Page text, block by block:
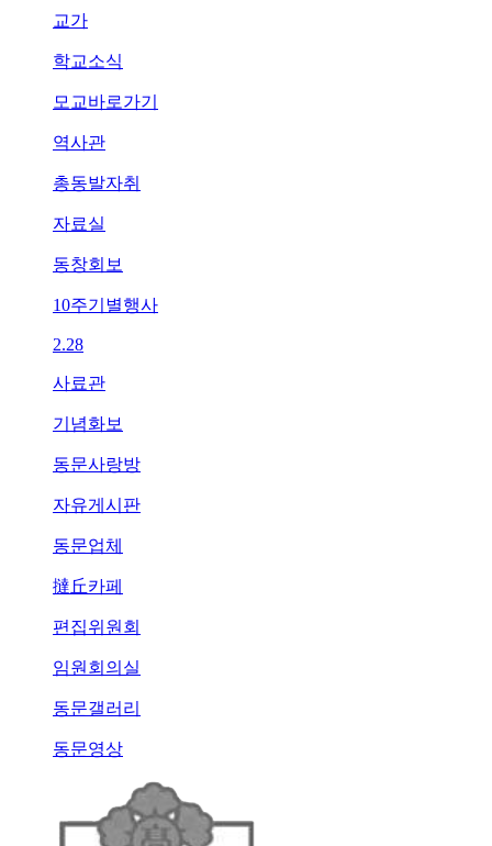
교가
학교소식
모교바로가기
역사관
총동발자취
자료실
동창회보
10주기별행사
2.28
사료관
기념화보
동문사랑방
자유게시판
동문업체
撻丘카페
편집위원회
임원회의실
동문갤러리
동문영상